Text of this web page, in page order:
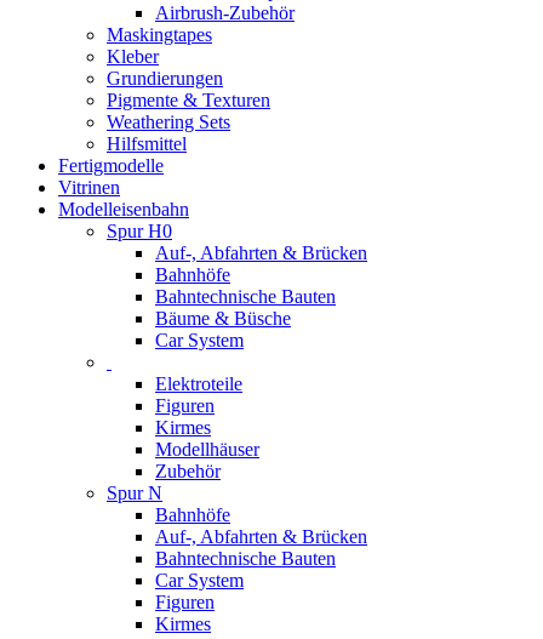
Airbrush-Zubehör
Maskingtapes
Kleber
Grundierungen
Pigmente & Texturen
Weathering Sets
Hilfsmittel
Fertigmodelle
Vitrinen
Modelleisenbahn
Spur H0
Auf-, Abfahrten & Brücken
Bahnhöfe
Bahntechnische Bauten
Bäume & Büsche
Car System
Elektroteile
Figuren
Kirmes
Modellhäuser
Zubehör
Spur N
Bahnhöfe
Auf-, Abfahrten & Brücken
Bahntechnische Bauten
Car System
Figuren
Kirmes